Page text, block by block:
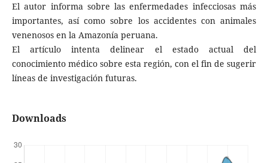
El autor informa sobre las enfermedades infecciosas más
importantes, así como sobre los accidentes con animales
venenosos en la Amazonía peruana.
El artículo intenta delinear el estado actual del
conocimiento médico sobre esta región, con el fin de sugerir
líneas de investigación futuras.
Downloads